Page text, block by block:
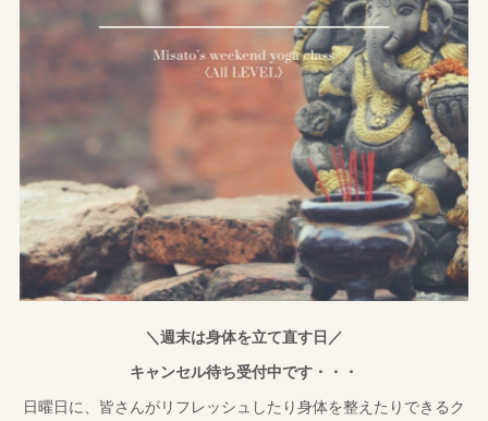
＼週末は身体を立て直す日／
キャンセル待ち受付中です・・・
日曜日に、皆さんがリフレッシュしたり身体を整えたりできるク